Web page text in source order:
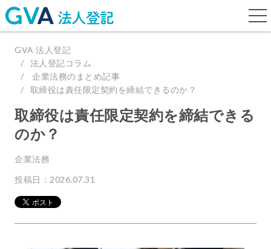
GVA 法人登記
法人登記コラム
企業法務のまとめ記事
取締役は責任限定契約を締結できるのか？
取締役は責任限定契約を締結できる
のか？
企業法務
投稿日：2026.07.31